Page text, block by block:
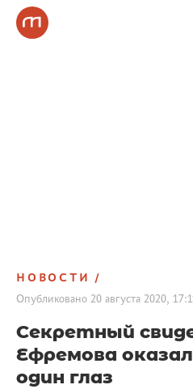
НОВОСТИ
Опубликовано 20 августа 2020,
Секретный
Ефремова
один глаз